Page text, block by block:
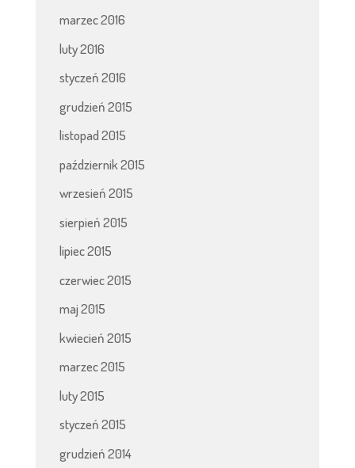
marzec 2016
luty 2016
styczeń 2016
grudzień 2015
listopad 2015
październik 2015
wrzesień 2015
sierpień 2015
lipiec 2015
czerwiec 2015
maj 2015
kwiecień 2015
marzec 2015
luty 2015
styczeń 2015
grudzień 2014